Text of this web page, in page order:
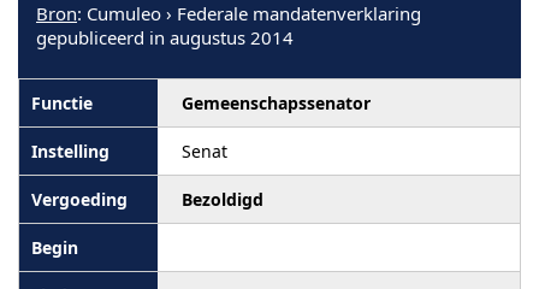
Bron: Cumuleo › Federale mandatenverklaring
gepubliceerd in augustus 2014
Gemeenschapssenator
Senat
Bezoldigd